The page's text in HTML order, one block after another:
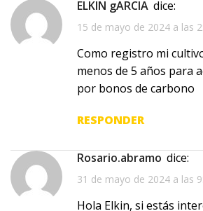
ELKIN gARCIA dice:
15 de mayo de 2024 a las
Como registro mi
menos de 5 años para
por bonos de carbono
RESPONDER
rosario.abramo dice:
31 de mayo de 2024 a las
Hola Elkin, si estás